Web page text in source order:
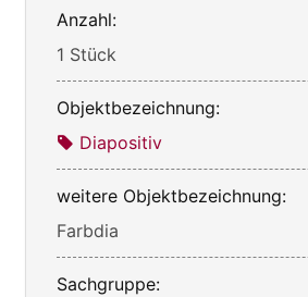
Anzahl:
1 Stück
Objektbezeichnung:
Diapositiv
weitere Objektbezeichnung:
Farbdia
Sachgruppe: